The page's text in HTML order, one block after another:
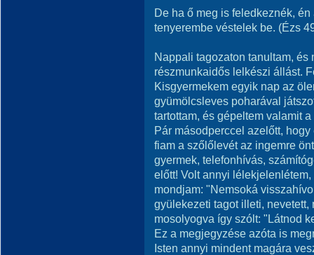
De ha ő meg is feledkeznék,
tenyerembe véstelek be. (Ézs
Nappali tagozaton tanultam, és
részmunkaidős lelkészi állást.
Kisgyermekem egyik nap az
gyümölcsleves poharával
tartottam, és gépeltem valamit
Pár másodperccel azelőtt,
fiam a szőlőlevét az ingemre
gyermek, telefonhívás,
előtt! Volt annyi
mondjam: "Nemsoká
gyülekezeti tagot illeti,
mosolyogva így szólt: "Látnod
Ez a megjegyzése azóta is
Isten annyi mindent magára